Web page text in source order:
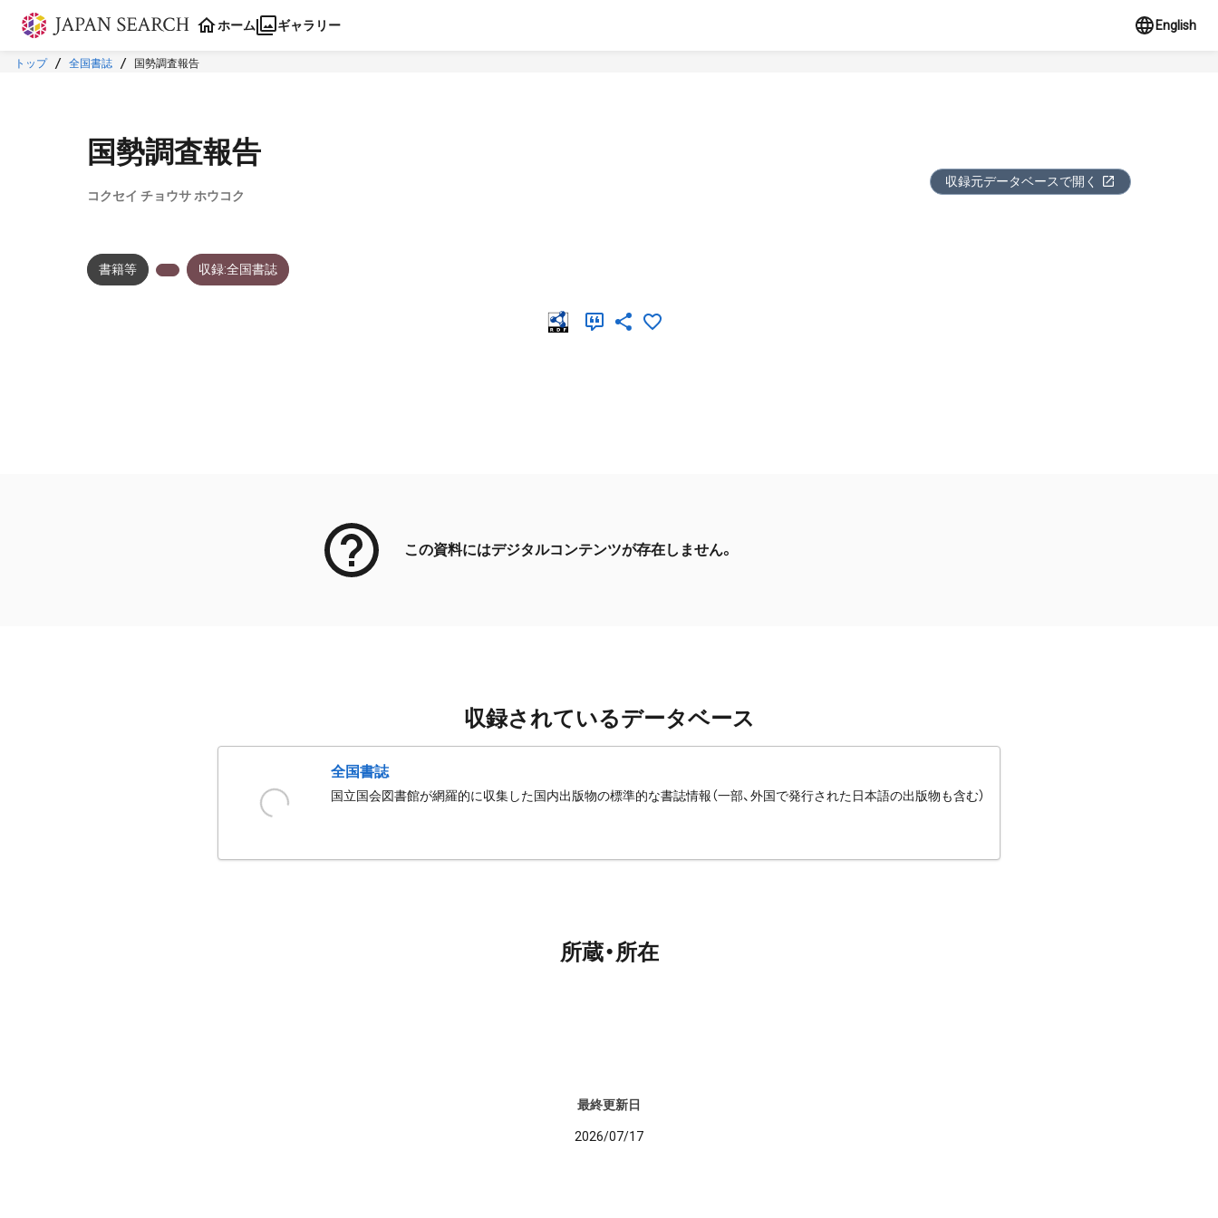
本文に飛ぶ
ホーム ギャラリー English
トップ 全国書誌 国勢調査報告
国勢調査報告
コクセイ チョウサ ホウコク
収録元データベースで開く
書籍等 収録:全国書誌
この資料にはデジタルコンテンツが存在しません。
収録されているデータベース
全国書誌
国立国会図書館が網羅的に収集した国内出版物の標準的な書誌情報（一部、外国で発行された日本語の出版物も含む）
所蔵・所在
最終更新日
2026/07/17